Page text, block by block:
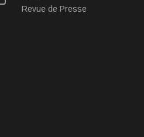
Revue de Presse